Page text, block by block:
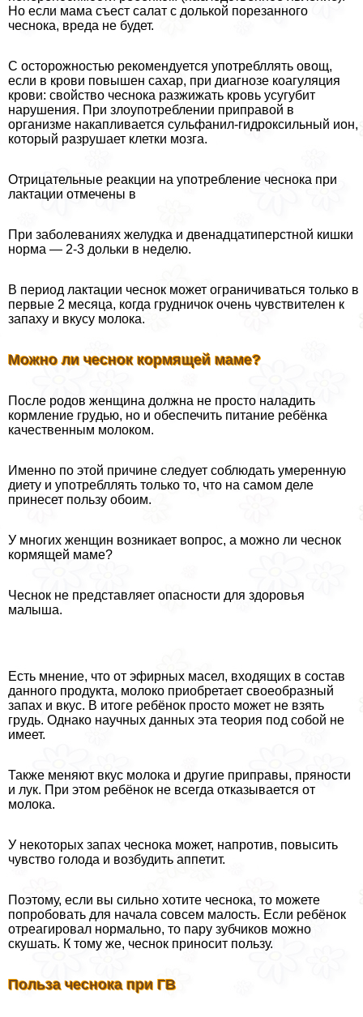
Но если мама съест салат с долькой порезанного
чеснока, вреда не будет.
С осторожностью рекомендуется употрeбллять овощ,
если в крови повышен сахар, при диагнозе коагуляция
крови: свойство чеснока разжижать кровь усугубит
нарушения. При злоупотрeблении приправой в
организме накапливается сульфанил-гидроксильный ион,
который разрушает клетки мозга.
Отрицательные реакции на употрeбление чеснока при
лактации отмечены в
При заболеваниях желудка и двенадцатиперстной кишки
норма — 2-3 дольки в неделю.
В период лактации чеснок может ограничиваться только в
первые 2 месяца, когда грудничок очень чувствителен к
запаху и вкусу молока.
Можно ли чеснок кормящей маме?
После родов женщина должна не просто наладить
кормление гpyдью, но и обеспечить питание ребёнка
качественным молоком.
Именно по этой причине следует соблюдать умеренную
диету и употрeбллять только то, что на самом деле
принесет пользу обоим.
У многих женщин возникает вопрос, а можно ли чеснок
кормящей маме?
Чеснок не представляет опасности для здоровья
малыша.
Есть мнение, что от эфирных масел, входящих в состав
данного продукта, молоко приобретает своеобразный
запах и вкус. В итоге ребёнок просто может не взять
гpyдь. Однако научных данных эта теория под собой не
имеет.
Также меняют вкус молока и другие приправы, пряности
и лук. При этом ребёнок не всегда отказывается от
молока.
У некоторых запах чеснока может, напротив, повысить
чувство голода и возбудить аппетит.
Поэтому, если вы сильно хотите чеснока, то можете
попробовать для начала совсем малость. Если ребёнок
отреагировал нормально, то пару зубчиков можно
скушать. К тому же, чеснок приносит пользу.
Польза чеснока при ГВ